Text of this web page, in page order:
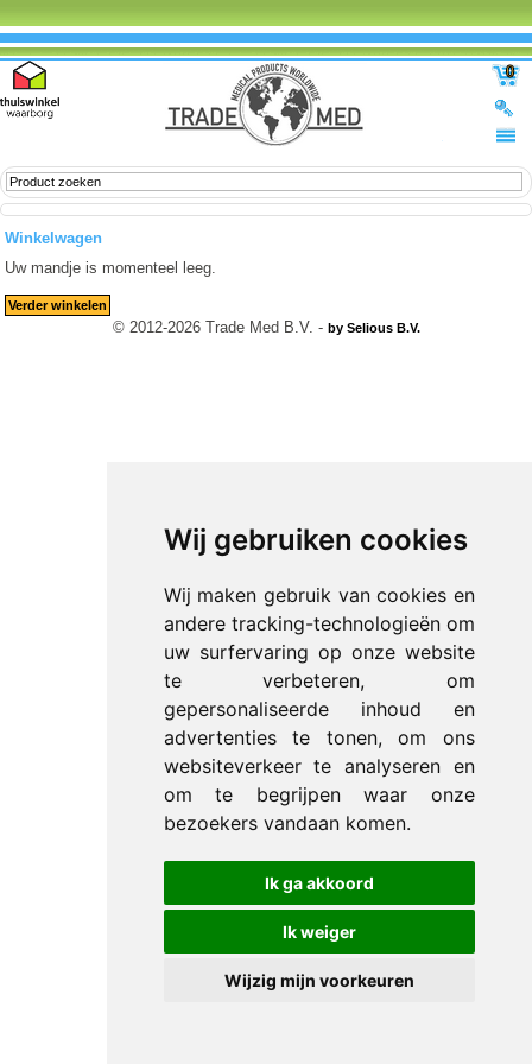
Wij gebruiken cookies
Wij maken gebruik van cookies en
andere tracking-technologieën om
uw surfervaring op onze website
te verbeteren, om
gepersonaliseerde inhoud en
advertenties te tonen, om ons
websiteverkeer te analyseren en
om te begrijpen waar onze
bezoekers vandaan komen.
Ik ga akkoord
Ik weiger
Wijzig mijn voorkeuren
0
Winkelwagen
Uw mandje is momenteel leeg.
Verder winkelen
© 2012-2026 Trade Med B.V. - by Selious B.V.